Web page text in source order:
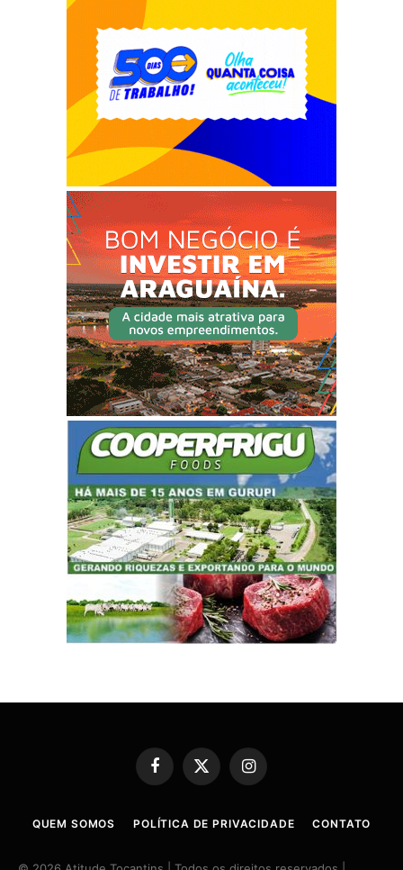
Facebook
X
Instagram
QUEM SOMOS POLÍTICA DE PRIVACIDADE CONTATO